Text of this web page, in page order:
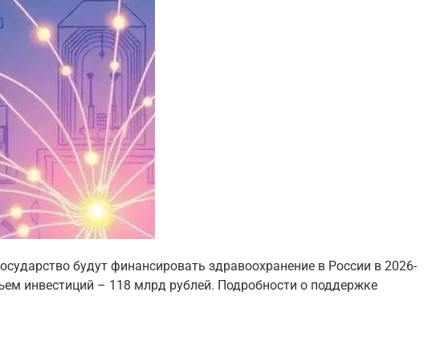
будут финансировать здравоохранение в России в 2026-
инвестиций – 118 млрд рублей. Подробности о поддержке